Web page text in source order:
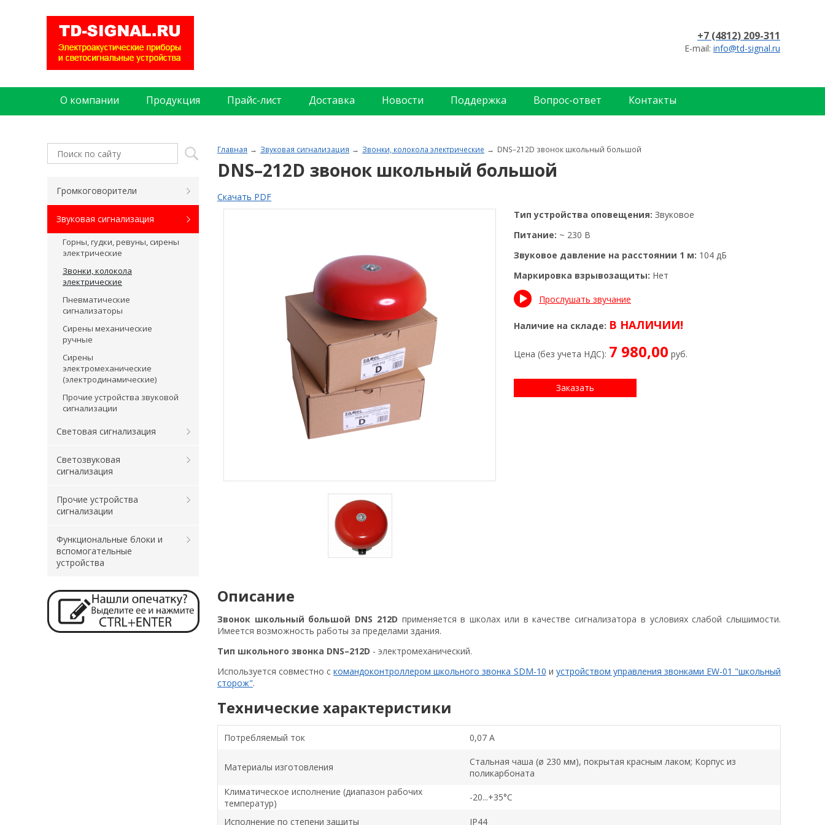
+7 (4812) 209-311
E-mail: info@td-signal.ru
О компании Продукция Прайс-лист Доставка Новости Поддержка Вопрос-ответ Контакты
Главная Звуковая сигнализация Звонки, колокола электрические DNS–212D звонок школьный большой
DNS–212D звонок школьный большой
Скачать PDF
Тип устройства оповещения: Звуковое
Питание: ~ 230 В
Звуковое давление на расстоянии 1 м: 104 дБ
Маркировка взрывозащиты: Нет
Прослушать звучание
Наличие на складе: В НАЛИЧИИ!
Цена (без учета НДС): 7 980,00 руб.
Заказать
Описание
Звонок школьный большой DNS 212D применяется в школах или в качестве сигнализатора в условиях слабой слышимости.
Имеется возможность работы за пределами здания.
Тип школьного звонка DNS–212D - электромеханический.
Используется совместно скомандоконтроллером школьного звонка SDM-10 и устройством управления звонками EW-01 "школьный
сторож".
Технические характеристики
Потребляемый ток 0,07 А
Материалы изготовления
Стальная чаша (ø 230 мм), покрытая красным лаком; Корпус из
поликарбоната
Климатическое исполнение (диапазон рабочих
температур)
-20...+35°C
Исполнение по степени защиты IP44
Громкоговорители
Звуковая сигнализация
Горны, гудки, ревуны, сирены
электрические
Звонки, колокола
электрические
Пневматические
сигнализаторы
Сирены механические
ручные
Сирены
электромеханические
(электродинамические)
Прочие устройства звуковой
сигнализации
Световая сигнализация
Светозвуковая
сигнализация
Прочие устройства
сигнализации
Функциональные блоки и
вспомогательные
устройства